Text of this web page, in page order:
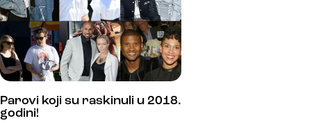
Parovi koji su raskinuli u 2018.
godini!